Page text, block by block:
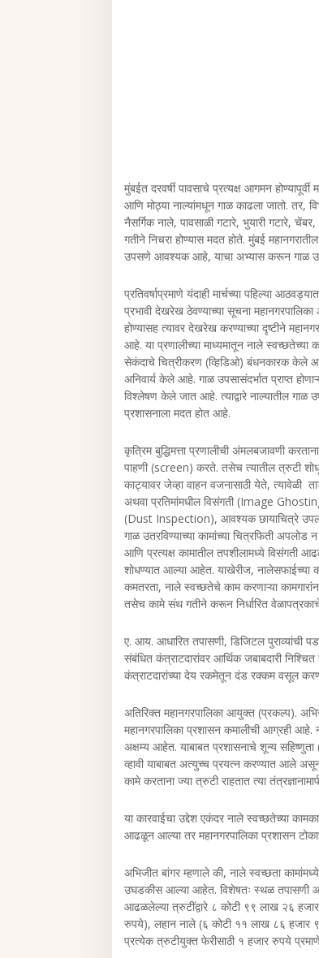
मुंबईत दरवर्षी पावसाचे प्रत्‍यक्ष आगमन होण्‍यापूर्वी
आणि मोठ्या नाल्‍यांमधून गाळ काढला जातो. तर,
नैसर्गिक नाले, पावसाळी गटारे, भुयारी गटारे,
गतीने निचरा होण्‍यास मदत होते. मुंबई
उपसणे आवश्‍यक आहे, याचा अभ्‍यास करून गाळ
प्रतिवर्षाप्रमाणे यंदाही मार्चच्‍या पहिल्‍या
प्रभावी देखरेख ठेवण्‍याच्या सूचना
होण्यासह त्यावर देखरेख करण्याच्या दृष्टीने
आहे. या प्रणालीच्या माध्यमातून नाले
सेकंदाचे चित्रीकरण (व्हिडिओ) बंधनकारक केले
अनिवार्य केले आहे. गाळ उपसासंदर्भात प्राप्त
विश्लेषण केले जात आहे. त्याद्वारे नाल्यातील गाळ
प्रशासनाला मदत होत आहे.
कृत्रिम बुद्धिमत्ता प्रणालीची अंमलबजावणी
पाहणी (screen) करते. तसेच त्यातील त्रुटी
काट्यावर जेव्हा वाहन वजनासाठी येते, त्यावेळी
अथवा प्रतिमांमधील विसंगती (Image Ghosting),
(Dust Inspection), आवश्यक छायाचित्रे
गाळ उतरविण्याच्या कामांच्या चित्रफिती
आणि प्रत्यक्ष कामातील तपशीलामध्ये
शोधण्यात आल्या आहेत. याखेरीज, नालेसफाईच्या
कमतरता, नाले स्वच्छतेचे काम करणाऱ्या
तसेच कामे संथ गतीने करून निर्धारित
ए. आय. आधारित तपासणी, डिजिटल पुराव्यांची
संबंधित कंत्राटदारांवर आर्थिक जबाबदारी
कंत्राटदारांच्‍या देय रकमेतून दंड रक्कम वसूल
अतिरिक्त महानगरपालिका आयुक्त (प्रकल्प).
महानगरपालिका प्रशासन कमालीची आग्रही आहे.
अक्षम्य आहेत. याबाबत प्रशासनाचे शून्य
व्हावी याबाबत अत्युच्च प्रयत्न करण्यात आले
कामे करताना ज्या त्रुटी राहतात त्या
या कारवाईचा उद्देश एकंदर नाले स्वच्छतेच्या
आढळून आल्या तर महानगरपालिका प्रशासन
अभिजीत बांगर म्हणाले की, नाले स्वच्छता
उघडकीस आल्या आहेत. विशेषतः स्थळ तपासणी
आढळलेल्या त्रुटींद्वारे ८ कोटी ९९ लाख २६
रुपये), लहान नाले (६ कोटी ११ लाख ८६ हजार
प्रत्येक त्रुटीयुक्त फेरीसाठी १ हजार रुपये